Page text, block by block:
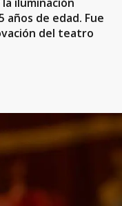
de edad. Fue
del teatro